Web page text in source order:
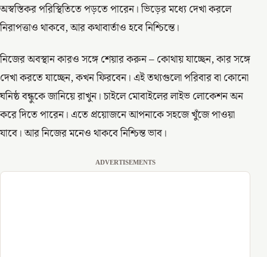
অস্বস্তিকর পরিস্থিতিতে পড়তে পারেন। ভিড়ের মধ্যে দেখা করলে
নিরাপত্তাও থাকবে, আর কথাবার্তাও হবে নিশ্চিন্তে।
নিজের অবস্থান কারও সঙ্গে শেয়ার করুন – কোথায় যাচ্ছেন, কার সঙ্গে
দেখা করতে যাচ্ছেন, কখন ফিরবেন। এই তথ্যগুলো পরিবার বা কোনো
ঘনিষ্ঠ বন্ধুকে জানিয়ে রাখুন। চাইলে মোবাইলের লাইভ লোকেশন অন
করে দিতে পারেন। এতে প্রয়োজনে আপনাকে সহজে খুঁজে পাওয়া
যাবে। আর নিজের মনেও থাকবে নিশ্চিন্ত ভাব।
ADVERTISEMENTS